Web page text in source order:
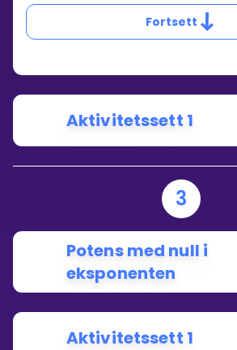
DU
MED
Fortsett
Aktivitetssett 1
3
Potens med null i
eksponenten
Aktivitetssett 1